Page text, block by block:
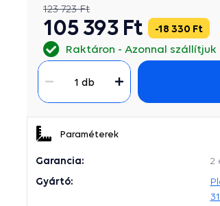
Raktáron Azonnal szállítjuk
18 330 Ft
123 723 Ft
105 393 Ft
1 db
Paraméterek
Garancia: 2
Gyártó: